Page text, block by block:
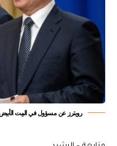
رويترز عن مسؤول في البيت